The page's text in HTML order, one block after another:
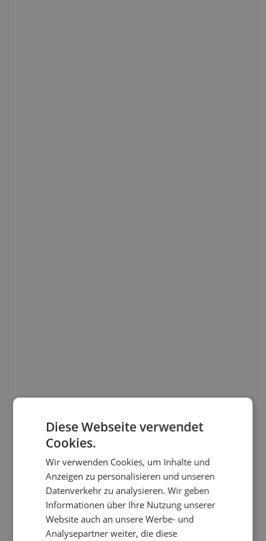
Diese Webseite verwendet
Cookies.
Wir verwenden Cookies, um Inhalte und
Anzeigen zu personalisieren und unseren
Datenverkehr zu analysieren. Wir geben
Informationen über Ihre Nutzung unserer
Website auch an unsere Werbe- und
Analysepartner weiter, die diese